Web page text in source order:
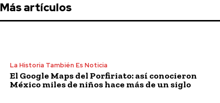
Más artículos
La Historia También Es Noticia
El Google Maps del Porfiriato: así conocieron
México miles de niños hace más de un siglo